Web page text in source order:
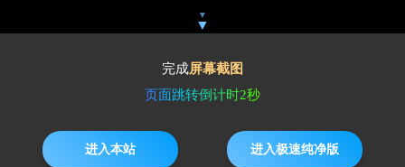
▼
▼
完成屏幕截图
页面跳转倒计时2秒
进入本站 进入极速纯净版